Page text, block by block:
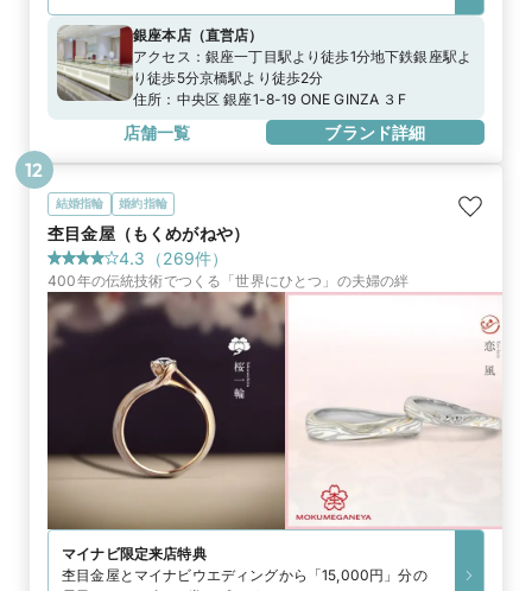
銀座本店（直営店）
アクセス： 銀座一丁目駅より徒歩1分地下鉄銀座駅よ
り徒歩5分京橋駅より徒歩2分
住所： 中央区 銀座1-8-19 ONE GINZA ３F
店舗一覧 ブランド詳細
結婚指輪 婚約指輪
杢目金屋（もくめがねや）
4.3 （269件）
400年の伝統技術でつくる「世界にひとつ」の夫婦の絆
マイナビ限定来店特典
杢目金屋とマイナビウエディングから「15,000円」分の
12